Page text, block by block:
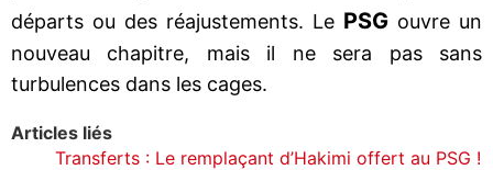
départs ou des réajustements. Le PSG ouvre un
nouveau chapitre, mais il ne sera pas sans
turbulences dans les cages.
Articles liés
Transferts : Le remplaçant d’Hakimi offert au PSG !